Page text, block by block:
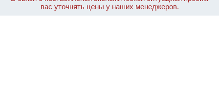
вас уточнять цены у наших менеджеров.